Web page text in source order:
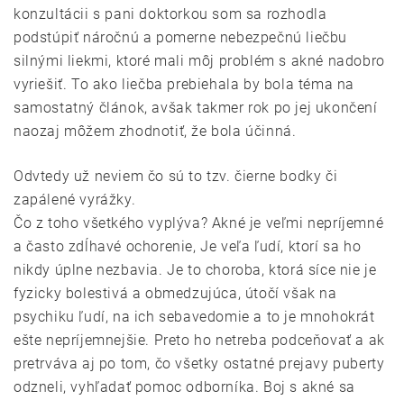
konzultácii s pani doktorkou som sa rozhodla
podstúpiť náročnú a pomerne nebezpečnú liečbu
silnými liekmi, ktoré mali môj problém s akné nadobro
vyriešiť. To ako liečba prebiehala by bola téma na
samostatný článok, avšak takmer rok po jej ukončení
naozaj môžem zhodnotiť, že bola účinná.
Odvtedy už neviem čo sú to tzv. čierne bodky či
zapálené vyrážky.
Čo z toho všetkého vyplýva? Akné je veľmi nepríjemné
a často zdĺhavé ochorenie, Je veľa ľudí, ktorí sa ho
nikdy úplne nezbavia. Je to choroba, ktorá síce nie je
fyzicky bolestivá a obmedzujúca, útočí však na
psychiku ľudí, na ich sebavedomie a to je mnohokrát
ešte nepríjemnejšie. Preto ho netreba podceňovať a ak
pretrváva aj po tom, čo všetky ostatné prejavy puberty
odzneli, vyhľadať pomoc odborníka. Boj s akné sa